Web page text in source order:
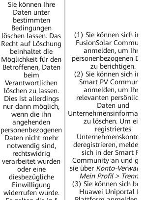
Sie können Ihre
Daten unter
bestimmten
Bedingungen
löschen lassen. Das
Recht auf Löschung
beinhaltet die
Möglichkeit für den
Betroffenen, Daten
beim
Verantwortlichen
löschen zu lassen.
Dies ist allerdings
nur dann möglich,
wenn die ihn
angehenden
personenbezogenen
Daten nicht mehr
notwendig sind,
rechtswidrig
verarbeitet wurden
oder eine
diesbezügliche
Einwilligung
widerrufen wurde.
(1) Sie können sich in
FusionSolar
anmelden, um Ihre
personenbezogenen
zu berichtigen.
(2) Sie können sich in
Smart PV
anmelden, um Ihre
relevanten
Daten und
zu löschen. Um ein
registriertes
Unternehmenskonto
deregistrieren, melden
sich in der Smart PV
Community an und
sie über Konto-
Mein Profil > Trennen
(3) Sie können sich bei
Huawei Uniportal